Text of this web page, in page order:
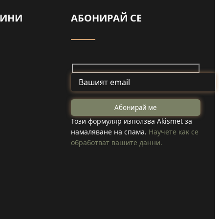
Майка и дъщеря
от Туден
създадоха
козметика с
АБОНИРАЙ СЕ
Този формуляр използва Akismet за
намаляване на спама. Научете как се
обработват вашите данни.